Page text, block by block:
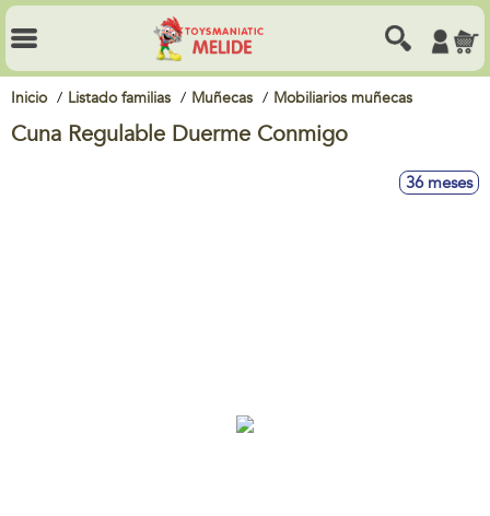
Inicio Listado familias Muñecas Mobiliarios muñecas
Cuna Regulable Duerme Conmigo
36 meses